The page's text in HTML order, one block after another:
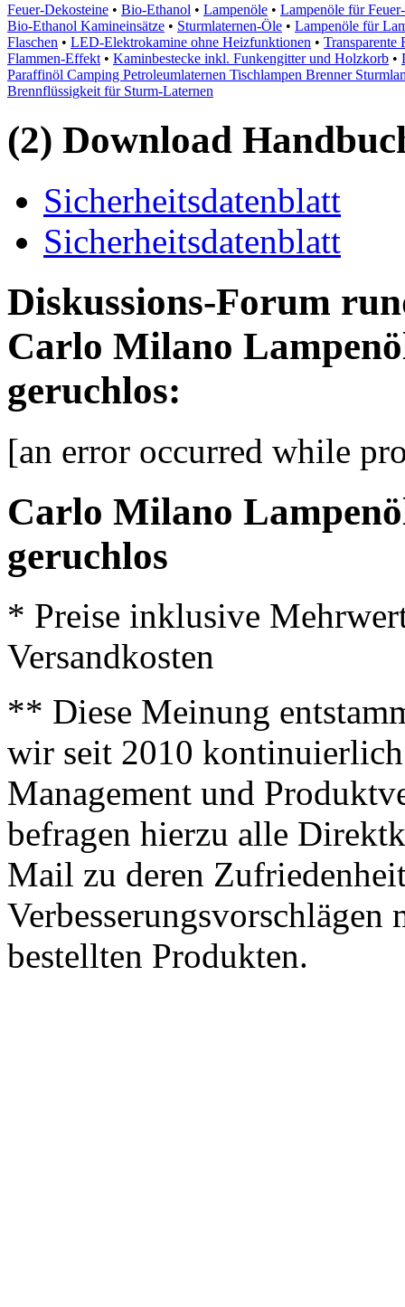
Feuer-Dekosteine • Bio-Ethanol • Lampenöle • Lampenöle für
Bio-Ethanol Kamineinsätze • Sturmlaternen-Öle • Lampenöle für
Flaschen • LED-Elektrokamine ohne Heizfunktionen • Transparente
Flammen-Effekt • Kaminbestecke inkl. Funkengitter und Holzkorb •
Paraffinöl Camping Petroleumlaternen Tischlampen Brenner
Brennflüssigkeit für Sturm-Laternen
(2) Download
Sicherheitsdatenblatt
Sicherheitsdatenblatt
Diskussions-Forum
Carlo Milano
geruchlos:
[an error occurred while
Carlo Milano
geruchlos
* Preise inklusive
Versandkosten
** Diese Meinung
wir seit 2010
Management und
befragen hierzu alle
Mail zu deren
bestellten Produkten.